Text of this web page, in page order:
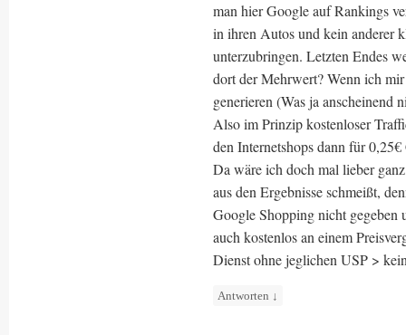
man hier Google auf Rankings
in ihren Autos und kein anderer
unterzubringen. Letzten Endes
dort der Mehrwert? Wenn ich
generieren (Was ja
Also im Prinzip kostenloser
den Internetshops dann für
Da wäre ich doch mal lieber
aus den Ergebnisse schmeißt,
Google Shopping nicht gegeben
auch kostenlos an einem
Dienst ohne jeglichen USP >
Antworten ↓